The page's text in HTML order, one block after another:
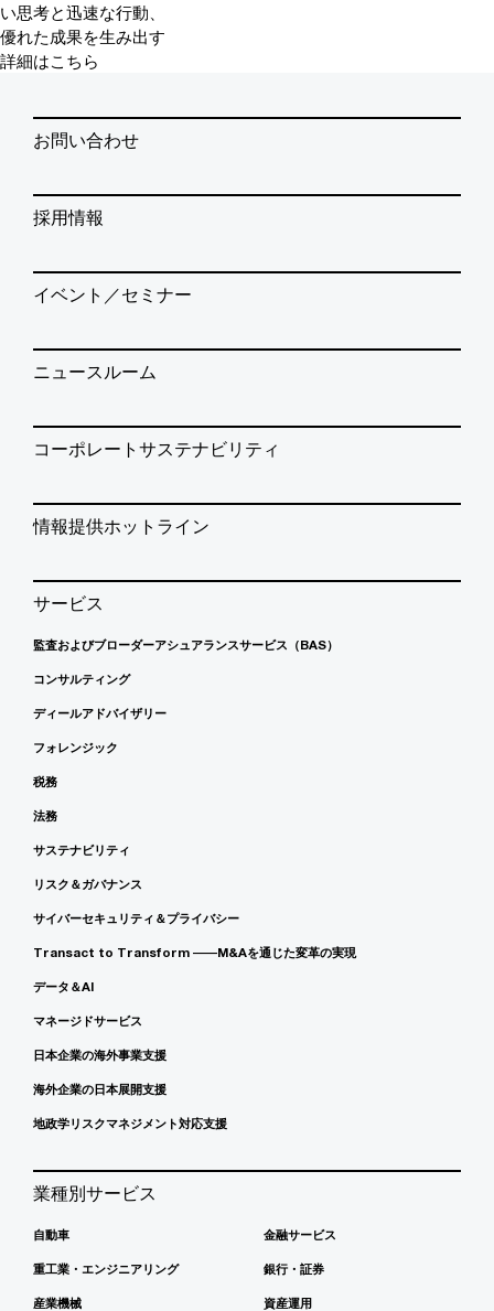
い思考と迅速な行動、
優れた成果を生み出す
詳細はこちら
お問い合わせ
採用情報
イベント／セミナー
ニュースルーム
コーポレートサステナビリティ
情報提供ホットライン
サービス
監査およびブローダーアシュアランスサービス（BAS）
コンサルティング
ディールアドバイザリー
フォレンジック
税務
法務
サステナビリティ
リスク＆ガバナンス
サイバーセキュリティ＆プライバシー
Transact to Transform ――M&Aを通じた変革の実現
データ＆AI
マネージドサービス
日本企業の海外事業支援
海外企業の日本展開支援
地政学リスクマネジメント対応支援
業種別サービス
自動車
重工業・エンジニアリング
産業機械
金融サービス
銀行・証券
資産運用